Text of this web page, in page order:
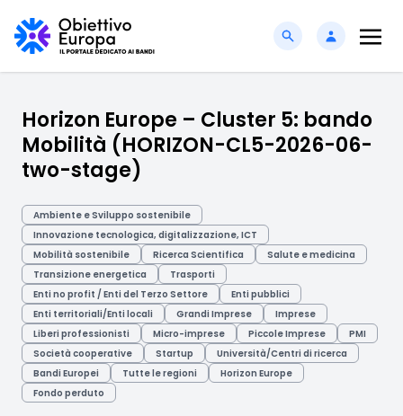
Horizon Europe – Cluster 5: bando
Mobilità (HORIZON-CL5-2026-06-
two-stage)
Ambiente e Sviluppo sostenibile
Innovazione tecnologica, digitalizzazione, ICT
Mobilità sostenibile
Ricerca Scientifica
Salute e medicina
Transizione energetica
Trasporti
Enti no profit / Enti del Terzo Settore
Enti pubblici
Enti territoriali/Enti locali
Grandi Imprese
Imprese
Liberi professionisti
Micro-imprese Piccole Imprese
PMI
Società cooperative
Startup
Università/Centri di ricerca
Bandi Europei
Tutte le regioni
Horizon Europe
Fondo perduto